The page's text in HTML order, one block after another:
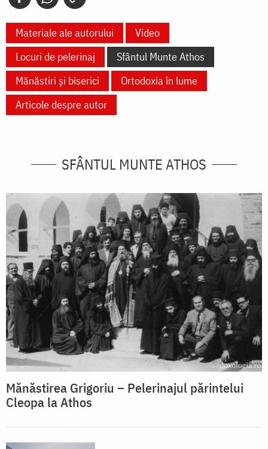
Materiale ale autorului
Video
Locuri de pelerinaj
Sfântul Munte Athos
Mănăstiri și biserici
Ortodoxia în lume
Articole despre autor
SFÂNTUL MUNTE ATHOS
Mănăstirea Grigoriu – Pelerinajul părintelui
Cleopa la Athos